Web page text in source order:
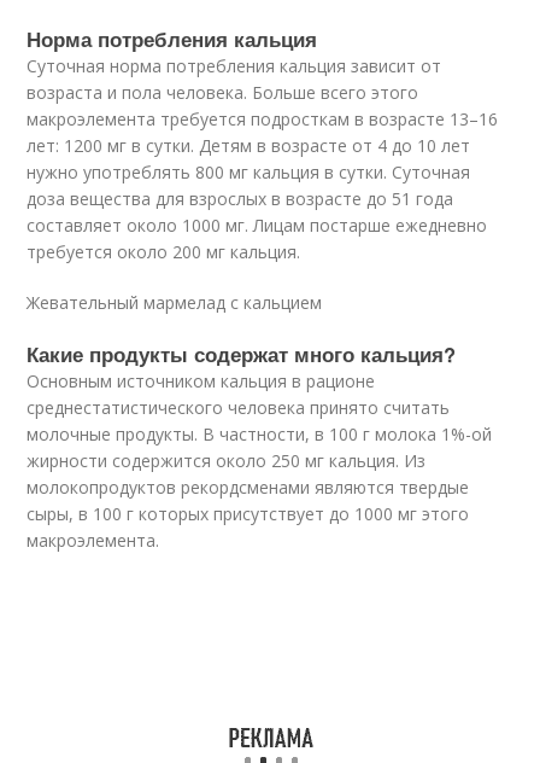
Норма потребления кальция
Суточная норма потребления кальция зависит от
возраста и пола человека. Больше всего этого
макроэлемента требуется подросткам в возрасте 13–16
лет: 1200 мг в сутки. Детям в возрасте от 4 до 10 лет
нужно употреблять 800 мг кальция в сутки. Суточная
доза вещества для взрослых в возрасте до 51 года
составляет около 1000 мг. Лицам постарше ежедневно
требуется около 200 мг кальция.
Жевательный мармелад с кальцием
Какие продукты содержат много кальция?
Основным источником кальция в рационе
среднестатистического человека принято считать
молочные продукты. В частности, в 100 г молока 1%-ой
жирности содержится около 250 мг кальция. Из
молокопродуктов рекордсменами являются твердые
сыры, в 100 г которых присутствует до 1000 мг этого
макроэлемента.